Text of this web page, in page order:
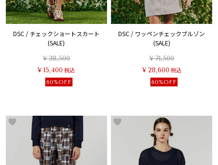
DSC / チェックショートスカート
(SALE)
¥38,500
¥ 15,400 税込
60%OFF
DSC / ワッペンチェックブルゾン
(SALE)
¥71,500
¥ 28,600 税込
60%OFF